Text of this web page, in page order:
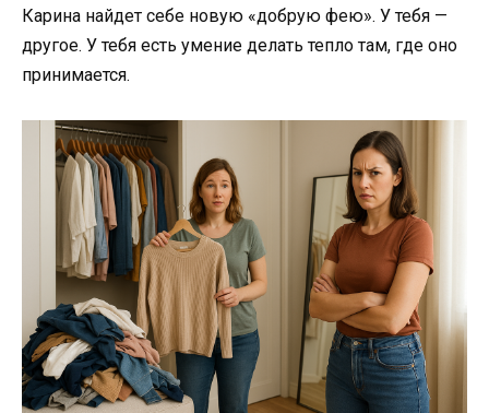
Карина найдет себе новую «добрую фею». У тебя —
другое. У тебя есть умение делать тепло там, где оно
принимается.